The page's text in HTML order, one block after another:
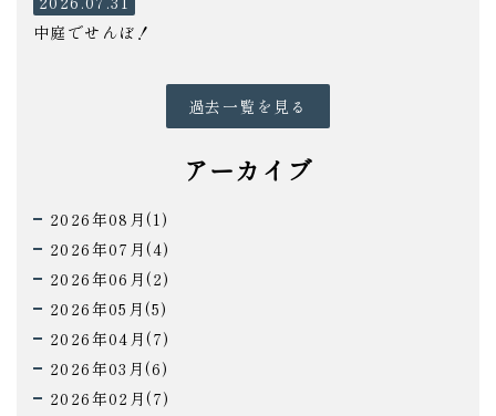
中庭でせんぼ！
過去一覧を見る
アーカイブ
2026年08月(1)
2026年07月(4)
2026年06月(2)
2026年05月(5)
2026年04月(7)
2026年03月(6)
2026年02月(7)